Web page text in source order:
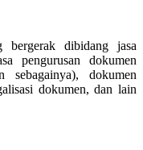
bergerak dibidang jasa
pengurusan dokumen
dokumen
dokumen, dan lain